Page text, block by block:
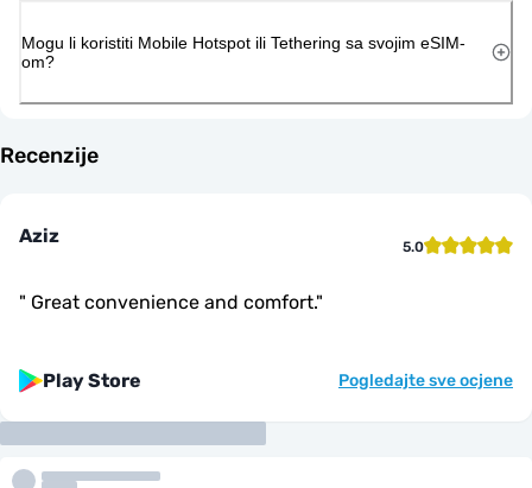
Mogu li koristiti Mobile Hotspot ili Tethering sa svojim eSIM-
om?
Recenzije
Aziz 5.0
" Great convenience and comfort."
Play Store Pogledajte sve ocjene